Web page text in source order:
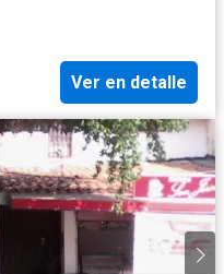
Ver en detalle